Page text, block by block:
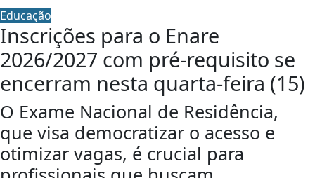
Educação
Inscrições para o Enare
2026/2027 com pré-requisito se
encerram nesta quarta-feira (15)
O Exame Nacional de Residência,
que visa democratizar o acesso e
otimizar vagas, é crucial para